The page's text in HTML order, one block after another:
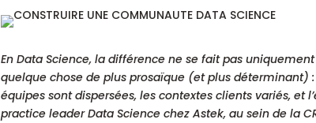
En Data Science, la différence ne se fait pas
quelque chose de plus prosaïque (et plus déterminant)
équipes sont dispersées, les contextes clients variés, et
practice leader Data Science chez Astek, au sein de la